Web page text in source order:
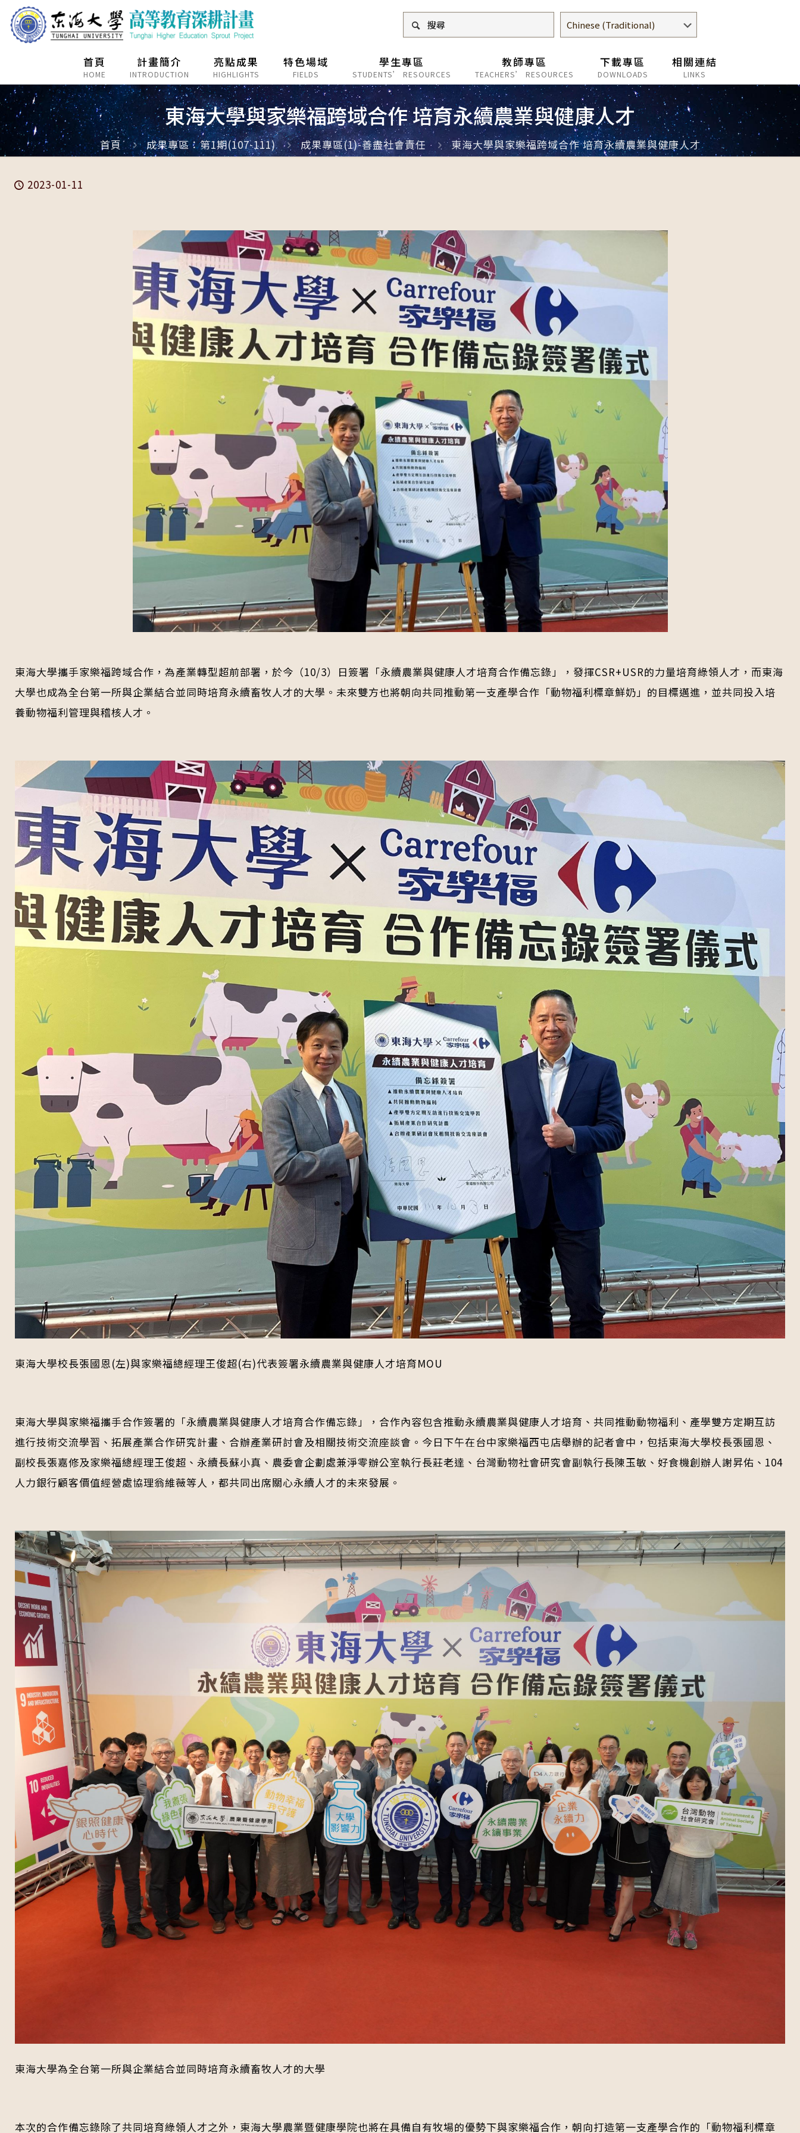
首頁
HOME
計畫簡介
INTRODUCTION
亮點成果
HIGHLIGHTS
特色場域
FIELDS
學生專區
STUDENTS’ RESOURCES
教師專區
TEACHERS’ RESOURCES
下載專區
DOWNLOADS
相關連結
LINKS
東海大學與家樂福跨域合作 培育永續農業與健康人才
首頁 成果專區：第1期(107-111) 成果專區(1)-善盡社會責任 東海大學與家樂福跨域合作 培育永續農業與健康人才
2023-01-11
東海大學攜手家樂福跨域合作，為產業轉型超前部署，於今（10/3）日簽署「永續農業與健康人才培育合作備忘錄」，發揮CSR+USR的力量培育綠領人才，而東海
大學也成為全台第一所與企業結合並同時培育永續畜牧人才的大學。未來雙方也將朝向共同推動第一支產學合作「動物福利標章鮮奶」的目標邁進，並共同投入培
養動物福利管理與稽核人才。
東海大學校長張國恩(左)與家樂福總經理王俊超(右)代表簽署永續農業與健康人才培育MOU
東海大學與家樂福攜手合作簽署的「永續農業與健康人才培育合作備忘錄」，合作內容包含推動永續農業與健康人才培育、共同推動動物福利、產學雙方定期互訪
進行技術交流學習、拓展產業合作研究計畫、合辦產業研討會及相關技術交流座談會。今日下午在台中家樂福西屯店舉辦的記者會中，包括東海大學校長張國恩、
副校長張嘉修及家樂福總經理王俊超、永續長蘇小真、農委會企劃處兼淨零辦公室執行長莊老達、台灣動物社會研究會副執行長陳玉敏、好食機創辦人謝昇佑、104
人力銀行顧客價值經營處協理翁維薇等人，都共同出席關心永續人才的未來發展。
東海大學為全台第一所與企業結合並同時培育永續畜牧人才的大學
本次的合作備忘錄除了共同培育綠領人才之外，東海大學農業暨健康學院也將在具備自有牧場的優勢下與家樂福合作，朝向打造第一支產學合作的「動物福利標章